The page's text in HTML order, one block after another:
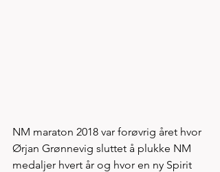
NM maraton 2018 var forøvrig året hvor
Ørjan Grønnevig sluttet å plukke NM
medaljer hvert år og hvor en ny Spirit